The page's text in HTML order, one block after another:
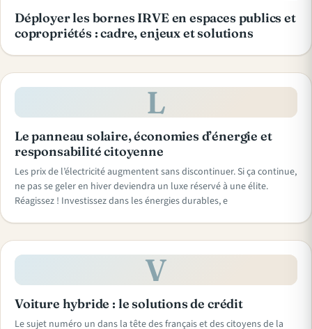
Déployer les bornes IRVE en espaces publics et
copropriétés : cadre, enjeux et solutions
L
Le panneau solaire, économies d’énergie et
responsabilité citoyenne
Les prix de l’électricité augmentent sans discontinuer. Si ça continue,
ne pas se geler en hiver deviendra un luxe réservé à une élite.
Réagissez ! Investissez dans les énergies durables, e
V
Voiture hybride : le solutions de crédit
Le sujet numéro un dans la tête des français et des citoyens de la